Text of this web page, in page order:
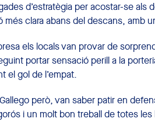
d’estratègia per acostar-se als
més clara abans del descans, amb
els locals van provar de
portar sensació perill a la
el gol de l’empat.
però, van saber patir en
i un molt bon treball de totes les